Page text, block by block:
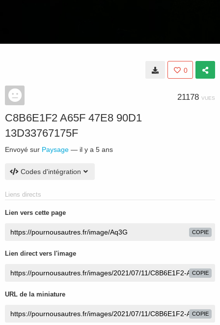
0
21178 VUES
C8B6E1F2 A65F 47E8 90D1
13D33767175F
Envoyé sur Paysage — il y a 5 ans
Codes d'intégration
Liens directs
Lien vers cette page
COPIE
Lien direct vers l'image
COPIE
URL de la miniature
COPIE